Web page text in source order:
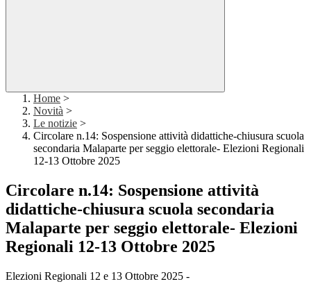
Home >
Novità >
Le notizie >
Circolare n.14: Sospensione attività didattiche-chiusura scuola
secondaria Malaparte per seggio elettorale- Elezioni Regionali
12-13 Ottobre 2025
Circolare n.14: Sospensione attività
didattiche-chiusura scuola secondaria
Malaparte per seggio elettorale- Elezioni
Regionali 12-13 Ottobre 2025
Elezioni Regionali 12 e 13 Ottobre 2025 -